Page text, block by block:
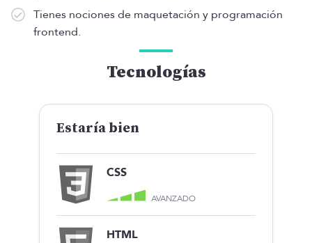
Tienes nociones de maquetación y programación
frontend.
Tecnologías
Estaría bien
CSS
AVANZADO
HTML